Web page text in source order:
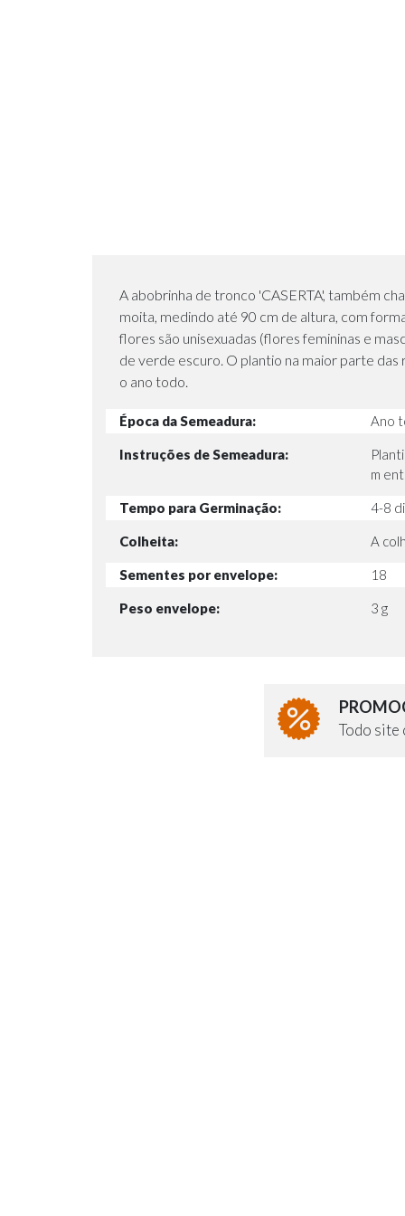
A abobrinha de tronco 'CASERTA', também
moita, medindo até 90 cm de altura, com
flores são unisexuadas (flores femininas e
de verde escuro. O plantio na maior parte
o ano todo.
Época da Semeadura: Ano
Instruções de Semeadura:
m
Tempo para Germinação: 4-8
Colheita: A
Sementes por envelope: 18
Peso envelope: 3 g
Todo site